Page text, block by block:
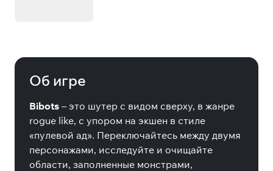
Об игре
Bibots – это шутер с видом сверху, в жанре
rogue like, с упором на экшен в стиле
«пулевой ад». Переключайтесь между двумя
персонажами, исследуйте и очищайте
области, заполненные монстрами,